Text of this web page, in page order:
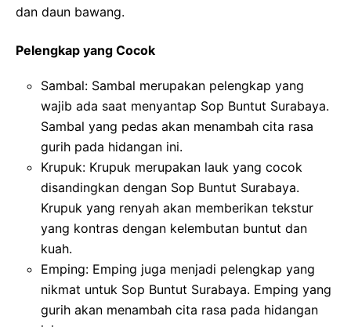
dan daun bawang.
Pelengkap yang Cocok
Sambal: Sambal merupakan pelengkap yang
wajib ada saat menyantap Sop Buntut Surabaya.
Sambal yang pedas akan menambah cita rasa
gurih pada hidangan ini.
Krupuk: Krupuk merupakan lauk yang cocok
disandingkan dengan Sop Buntut Surabaya.
Krupuk yang renyah akan memberikan tekstur
yang kontras dengan kelembutan buntut dan
kuah.
Emping: Emping juga menjadi pelengkap yang
nikmat untuk Sop Buntut Surabaya. Emping yang
gurih akan menambah cita rasa pada hidangan